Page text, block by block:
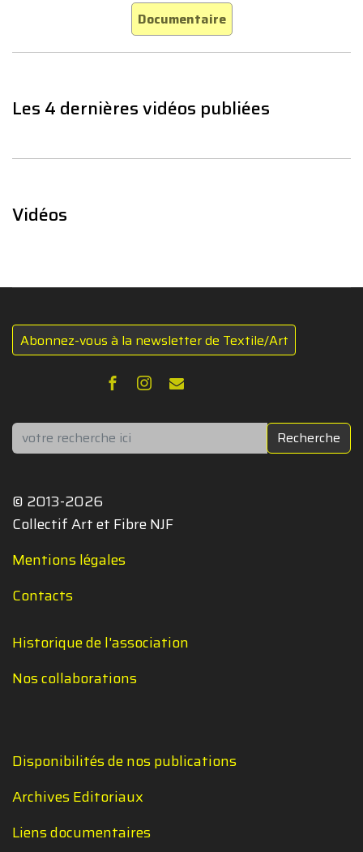
Documentaire
Les 4 dernières vidéos publiées
Vidéos
Abonnez-vous à la newsletter de Textile/Art
Rechercher Recherche
© 2013-2026
Collectif Art et Fibre NJF
Mentions légales
Contacts
Historique de l'association
Nos collaborations
Disponibilités de nos publications
Archives Editoriaux
Liens documentaires